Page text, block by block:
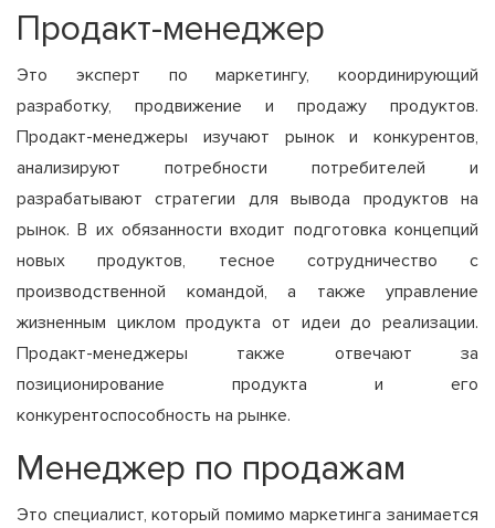
Продакт-менеджер
Это эксперт по маркетингу, координирующий
разработку, продвижение и продажу продуктов.
Продакт-менеджеры изучают рынок и конкурентов,
анализируют потребности потребителей и
разрабатывают стратегии для вывода продуктов на
рынок. В их обязанности входит подготовка концепций
новых продуктов, тесное сотрудничество с
производственной командой, а также управление
жизненным циклом продукта от идеи до реализации.
Продакт-менеджеры также отвечают за
позиционирование продукта и его
конкурентоспособность на рынке.
Менеджер по продажам
Это специалист, который помимо маркетинга занимается